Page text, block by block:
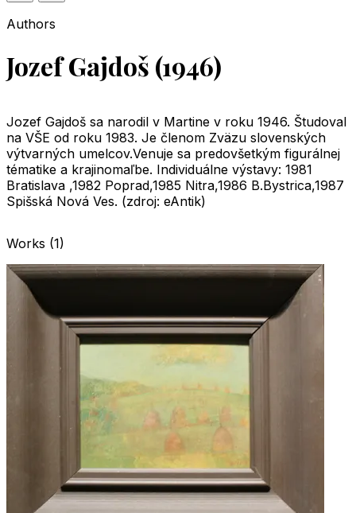
Authors
Jozef Gajdoš (1946)
Jozef Gajdoš sa narodil v Martine v roku 1946. Študoval
na VŠE od roku 1983. Je členom Zväzu slovenských
výtvarných umelcov.Venuje sa predovšetkým figurálnej
tématike a krajinomaľbe. Individuálne výstavy: 1981
Bratislava ,1982 Poprad,1985 Nitra,1986 B.Bystrica,1987
Spišská Nová Ves. (zdroj: eAntik)
Works (1)